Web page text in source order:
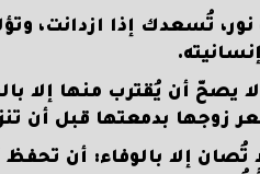
نور، تُسعدك إذا ازدانت،
يصحّ أن يُقترب منها إلا
زوجها بدمعتها قبل أن
تُصان إلا بالوفاء: أن